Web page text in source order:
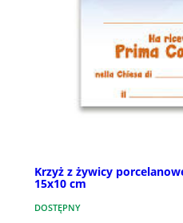
Krzyż z żywicy
15x10 cm
DOSTĘPNY